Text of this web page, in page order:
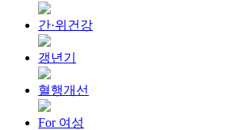
간·위건강
갱년기
혈행개선
For 여성